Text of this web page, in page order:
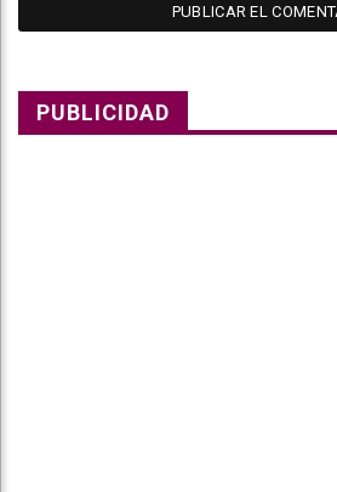
PUBLICIDAD